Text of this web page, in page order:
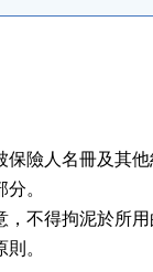
保險人名冊及其
。
，不得拘泥於所
。